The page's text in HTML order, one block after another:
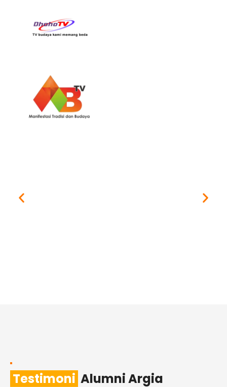
Testimoni Alumni Argia